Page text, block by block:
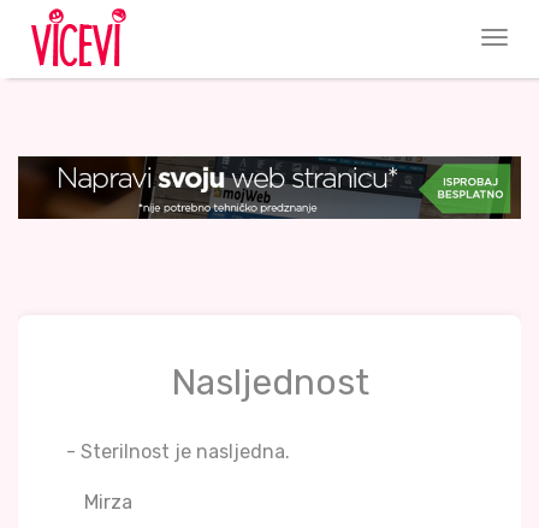
Nasljednost
- Sterilnost je nasljedna.
Mirza